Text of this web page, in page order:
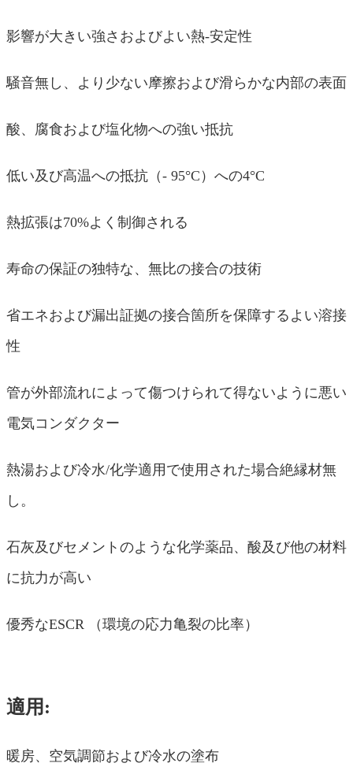
影響が大きい強さおよびよい熱-安定性
騒音無し、より少ない摩擦および滑らかな内部の表面
酸、腐食および塩化物への強い抵抗
低い及び高温への抵抗（- 95°C）への4°C
熱拡張は70%よく制御される
寿命の保証の独特な、無比の接合の技術
省エネおよび漏出証拠の接合箇所を保障するよい溶接
性
管が外部流れによって傷つけられて得ないように悪い
電気コンダクター
熱湯および冷水/化学適用で使用された場合絶縁材無
し。
石灰及びセメントのような化学薬品、酸及び他の材料
に抗力が高い
優秀なESCR （環境の応力亀裂の比率）
適用:
暖房、空気調節および冷水の塗布